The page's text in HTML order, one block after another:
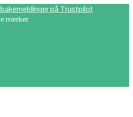
på Trustpilot
merker